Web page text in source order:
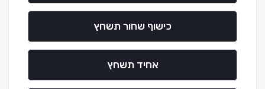
כישוף שחור תשחץ
אחיד תשחץ